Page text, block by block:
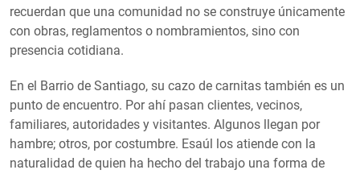
recuerdan que una comunidad no se construye únicamente
con obras, reglamentos o nombramientos, sino con
presencia cotidiana.
En el Barrio de Santiago, su cazo de carnitas también es un
punto de encuentro. Por ahí pasan clientes, vecinos,
familiares, autoridades y visitantes. Algunos llegan por
hambre; otros, por costumbre. Esaúl los atiende con la
naturalidad de quien ha hecho del trabajo una forma de